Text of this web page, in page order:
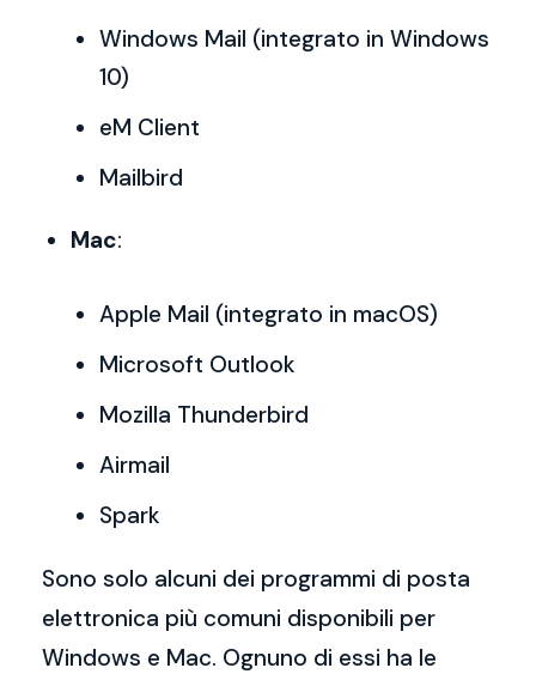
Windows Mail (integrato in Windows
10)
eM Client
Mailbird
Mac:
Apple Mail (integrato in macOS)
Microsoft Outlook
Mozilla Thunderbird
Airmail
Spark
Sono solo alcuni dei programmi di posta
elettronica più comuni disponibili per
Windows e Mac. Ognuno di essi ha le